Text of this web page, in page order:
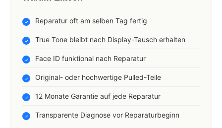
Reparatur oft am selben Tag fertig
True Tone bleibt nach Display-Tausch erhalten
Face ID funktional nach Reparatur
Original- oder hochwertige Pulled-Teile
12 Monate Garantie auf jede Reparatur
Transparente Diagnose vor Reparaturbeginn